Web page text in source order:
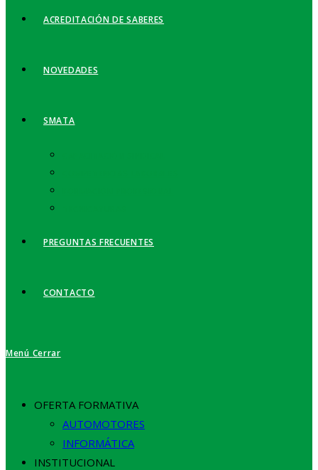
ACREDITACIÓN DE SABERES
NOVEDADES
SMATA
PREGUNTAS FRECUENTES
CONTACTO
Menú Cerrar
OFERTA FORMATIVA
AUTOMOTORES
INFORMÁTICA
INSTITUCIONAL